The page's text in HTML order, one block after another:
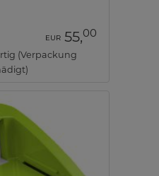
EUR 55,00
(Verpackung